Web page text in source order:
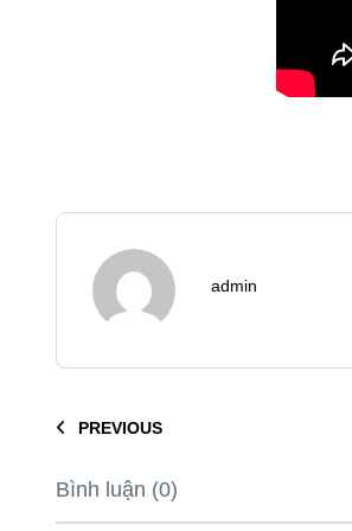
admin
PREVIOUS
Bình luận (0)